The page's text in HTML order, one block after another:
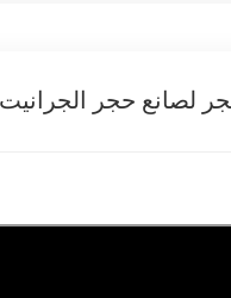
لصانع حجر